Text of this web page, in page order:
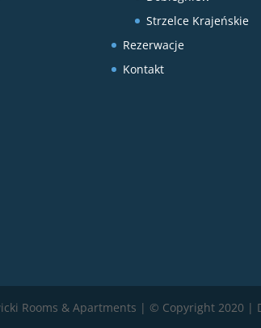
Strzelce Krajeńskie
Rezerwacje
Kontakt
Rooms & Apartments | © Copyright 2020 |